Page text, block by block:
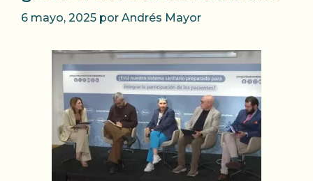
6 mayo, 2025 por Andrés Mayor